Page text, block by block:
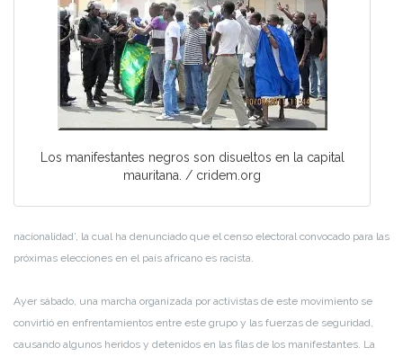
Los manifestantes negros son disueltos en la capital
mauritana. / cridem.org
nacionalidad’, la cual ha denunciado que el censo electoral convocado para las
próximas elecciones en el país africano es racista.
Ayer sábado, una marcha organizada por activistas de este movimiento se
convirtió en enfrentamientos entre este grupo y las fuerzas de seguridad,
causando algunos heridos y detenidos en las filas de los manifestantes. La